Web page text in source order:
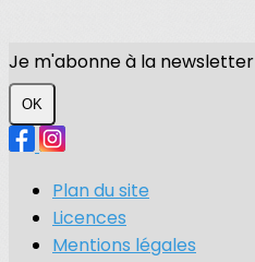
Je m'abonne à la newsletter
OK
Plan du site
Licences
Mentions légales